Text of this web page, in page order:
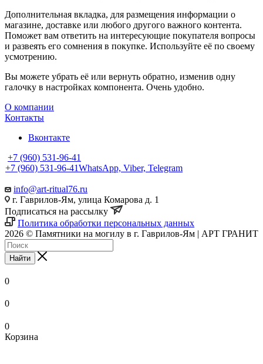
Дополнительная вкладка, для размещения информации о
магазине, доставке или любого другого важного контента.
Поможет вам ответить на интересующие покупателя вопросы
и развеять его сомнения в покупке. Используйте её по своему
усмотрению.
Вы можете убрать её или вернуть обратно, изменив одну
галочку в настройках компонента. Очень удобно.
О компании
Контакты
Вконтакте
+7 (960) 531-96-41
+7 (960) 531-96-41WhatsApp, Viber, Telegram
info@art-ritual76.ru
г. Гаврилов-Ям, улица Комарова д. 1
Подписаться на рассылку
Политика обработки персональных данных
2026 © Памятники на могилу в г. Гаврилов-Ям | АРТ ГРАНИТ
Найти
0
0
0
Корзина